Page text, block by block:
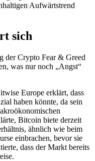
Aufwärtstrend
sich
der Crypto Fear & Greed
was nur noch „Angst“
Europe erklärt, dass
haben könnte, da sein
Bitcoin biete derzeit
ähnlich wie beim
einbrachen, bevor sie
dass der Markt bereits